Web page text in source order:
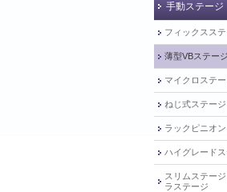
手動ステージ
フィックスス
薄型VBステージ
マイクロステー
ねじ式ステージ
ラックピニオ
ハイグレード
スリムステー
ラステージ